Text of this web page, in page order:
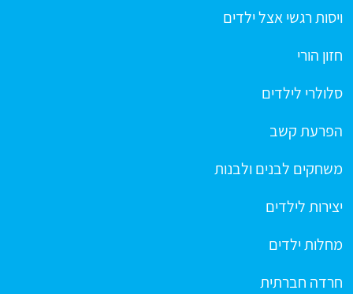
ויסות רגשי אצל ילדים
חזון הורי
סלולרי לילדים
הפרעת קשב
משחקים לבנים ולבנות
יצירות לילדים
מחלות ילדים
חרדה חברתית